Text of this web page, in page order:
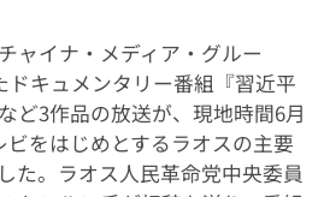
ャイナ・メディア・グルー
ドキュメンタリー番組『習近平
ど3作品の放送が、現地時間6月
をはじめとするラオスの主要
た。ラオス人民革命党中央委員